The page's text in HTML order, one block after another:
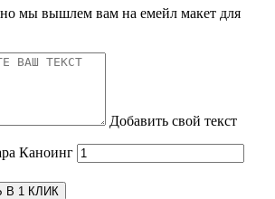
мы вышлем вам на емейл макет для
Добавить свой текст
Каноинг
В 1 КЛИК